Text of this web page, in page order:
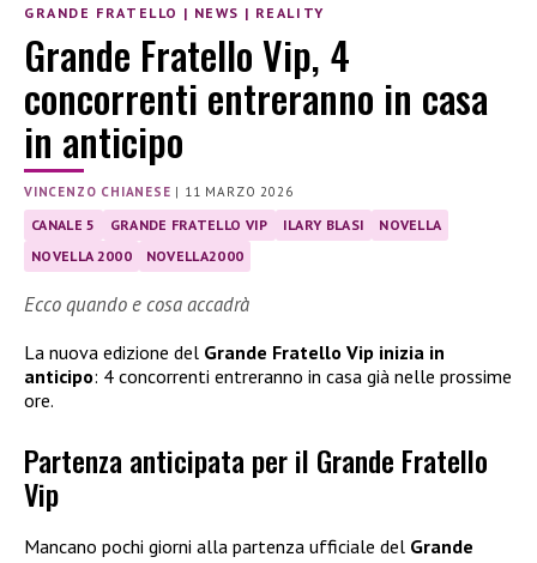
GRANDE FRATELLO | NEWS | REALITY
Grande Fratello Vip, 4
concorrenti entreranno in casa
in anticipo
VINCENZO CHIANESE | 11 MARZO 2026
CANALE 5 GRANDE FRATELLO VIP ILARY BLASI
NOVELLA
NOVELLA 2000
NOVELLA2000
Ecco quando e cosa accadrà
La nuova edizione del Grande Fratello Vip inizia in
anticipo: 4 concorrenti entreranno in casa già nelle prossime
ore.
Partenza anticipata per il Grande Fratello
Vip
Mancano pochi giorni alla partenza ufficiale del Grande